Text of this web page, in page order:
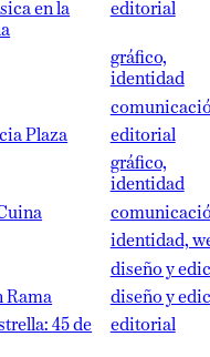
en la
editorial
gráfico,
identidad
Plaza
editorial
gráfico,
identidad
identidad,
diseño y
Rama
diseño y
45 de
editorial